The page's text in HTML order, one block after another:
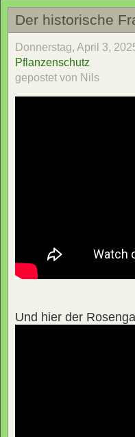
Der historische
Donnerstag, April 3,
Pflanzenschutz
gepostet von Nils
Und hier der